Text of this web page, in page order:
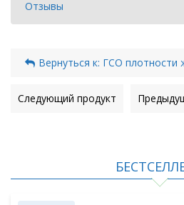
Отзывы
Вернуться к: ГСО плотности
Следующий продукт